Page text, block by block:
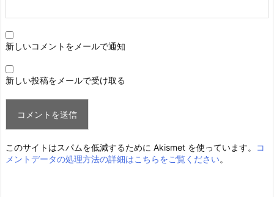
新しいコメントをメールで通知
新しい投稿をメールで受け取る
このサイトはスパムを低減するために Akismet を使っています。
コ
メントデータの処理方法の詳細はこちらをご覧ください。